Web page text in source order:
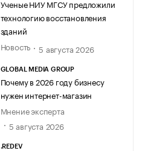
Ученые НИУ МГСУ предложили
технологию восстановления
зданий
Новость
5 августа 2026
GLOBAL MEDIA GROUP
Почему в 2026 году бизнесу
нужен интернет-магазин
Мнение эксперта
5 августа 2026
.REDEV